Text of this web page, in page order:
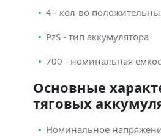
4 - кол-во
PzS - тип аккумулятора
700 - номинальная
Основные
тяговых
Номинальное